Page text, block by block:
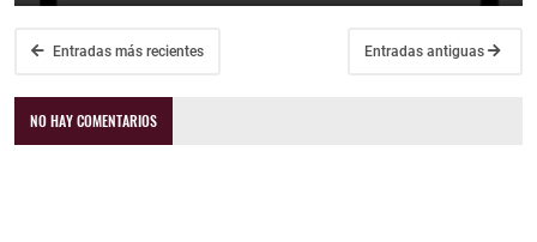
Entradas más recientes Entradas antiguas
NO HAY COMENTARIOS